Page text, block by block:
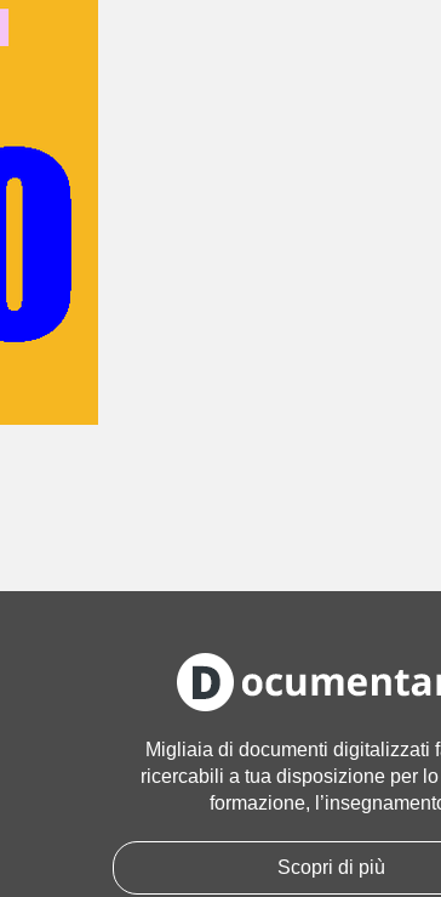
Migliaia di documenti digitalizzati
ricercabili a tua disposizione per
formazione,
Scopri di più